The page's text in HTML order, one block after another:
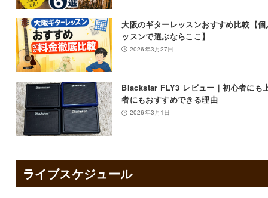
大阪のギターレッスンおすすめ比較【個
ッスンで選ぶならここ】
2026年3月27日
Blackstar FLY3 レビュー｜初心者にも
者にもおすすめできる理由
2026年3月1日
ライブスケジュール